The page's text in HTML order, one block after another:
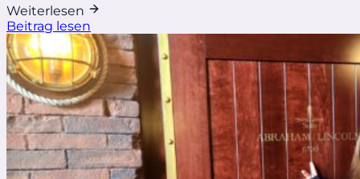
Weiterlesen
Beitrag lesen